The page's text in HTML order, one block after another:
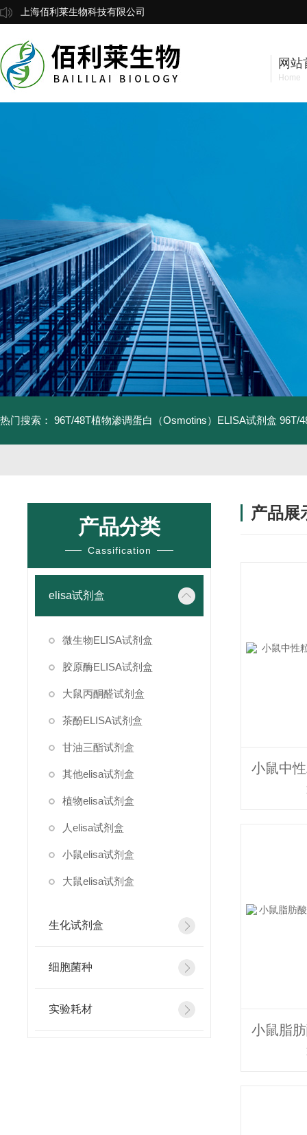
上海佰利莱生物科技有限公司
网站
Home
热门搜索： 96T/48T植物渗调蛋白（Osmotins）ELISA试剂盒 96T/
产品分类
Cassification
elisa试剂盒
微生物ELISA试剂盒
胶原酶ELISA试剂盒
大鼠丙酮醛试剂盒
茶酚ELISA试剂盒
甘油三酯试剂盒
其他elisa试剂盒
植物elisa试剂盒
人elisa试剂盒
小鼠elisa试剂盒
大鼠elisa试剂盒
生化试剂盒
细胞菌种
实验耗材
产品展